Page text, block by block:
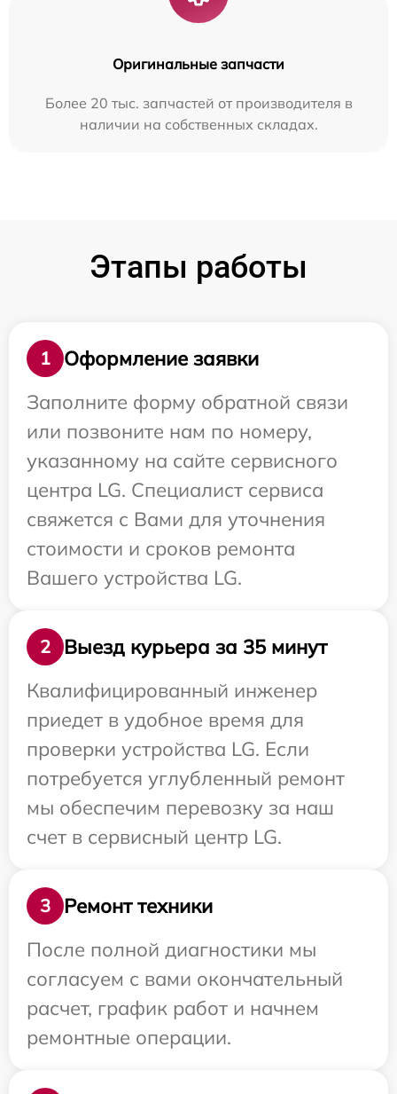
Оригинальные запчасти
Более 20 тыс. запчастей от производителя в
наличии на собственных складах.
Этапы работы
1
Оформление заявки
Заполните форму обратной связи
или позвоните нам по номеру,
указанному на сайте сервисного
центра LG. Специалист сервиса
свяжется с Вами для уточнения
стоимости и сроков ремонта
Вашего устройства LG.
2
Выезд курьера за 35 минут
Квалифицированный инженер
приедет в удобное время для
проверки устройства LG. Если
потребуется углубленный ремонт
мы обеспечим перевозку за наш
счет в сервисный центр LG.
3
Ремонт техники
После полной диагностики мы
согласуем с вами окончательный
расчет, график работ и начнем
ремонтные операции.